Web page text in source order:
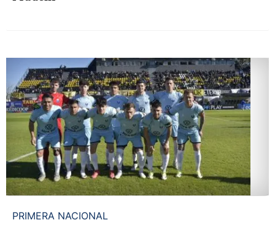
PRIMERA NACIONAL